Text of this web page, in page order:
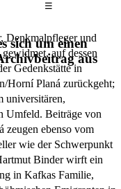
Das
☰
sich um einen
aus
Denkmalpfleger und
auf dessen
Gedenkstätte in
Horní Planá zurückgeht;
universitären,
Umfeld. Beiträge von
zeugen ebenso vom
wie der Schwerpunkt
Binder wirft ein
in Kafkas Familie,